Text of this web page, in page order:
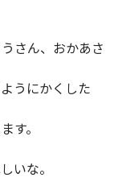
さん、おかあさ
うにかくした
す。
いな。